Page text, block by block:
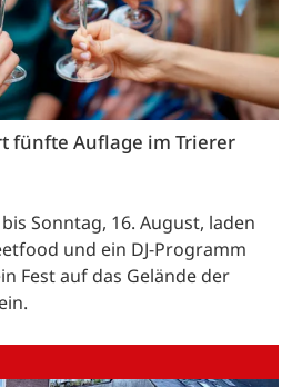
fünfte Auflage im Trierer
Sonntag, 16. August, laden
und ein DJ-Programm
Fest auf das Gelände der